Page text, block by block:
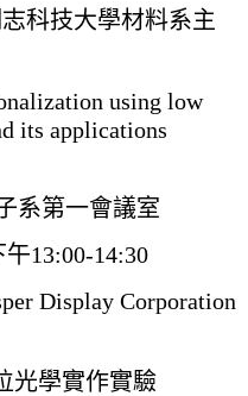
科技大學材料系主
using low
its applications
系第一會議室
13:00-14:30
Display Corporation
光學實作實驗